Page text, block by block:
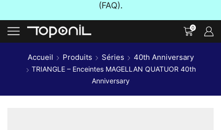
(FAQ).
0
Accueil Produits Séries 40th Anniversary
TRIANGLE – Enceintes MAGELLAN QUATUOR 40th
Anniversary